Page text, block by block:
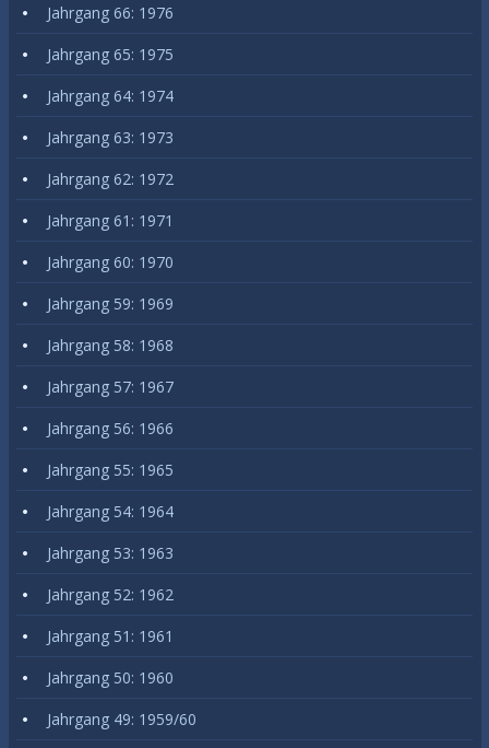
Jahrgang 66: 1976
Jahrgang 65: 1975
Jahrgang 64: 1974
Jahrgang 63: 1973
Jahrgang 62: 1972
Jahrgang 61: 1971
Jahrgang 60: 1970
Jahrgang 59: 1969
Jahrgang 58: 1968
Jahrgang 57: 1967
Jahrgang 56: 1966
Jahrgang 55: 1965
Jahrgang 54: 1964
Jahrgang 53: 1963
Jahrgang 52: 1962
Jahrgang 51: 1961
Jahrgang 50: 1960
Jahrgang 49: 1959/60